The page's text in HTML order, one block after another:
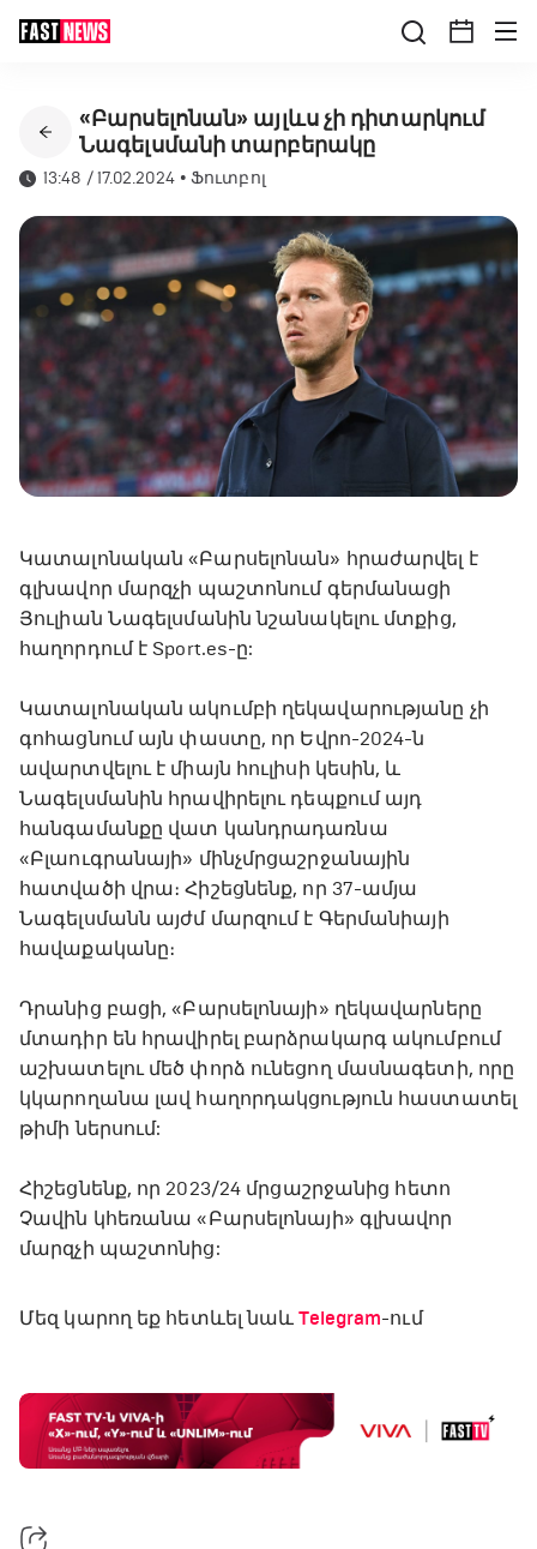
«Բարսելոնան» այլևս չի դիտարկում
Նագելսմանի տարբերակը
13:48 / 17.02.2024 •Ֆուտբոլ
Կատալոնական «Բարսելոնան» հրաժարվել է
գլխավոր մարզչի պաշտոնում գերմանացի
Յուլիան Նագելսմանին նշանակելու մտքից,
հաղորդում է Sport.es-ը:
Կատալոնական ակումբի ղեկավարությանը չի
գոհացնում այն փաստը, որ Եվրո-2024-ն
ավարտվելու է միայն հուլիսի կեսին, և
Նագելսմանին հրավիրելու դեպքում այդ
հանգամանքը վատ կանդրադառնա
«Բլաուգրանայի» մինչմրցաշրջանային
հատվածի վրա։ Հիշեցնենք, որ 37-ամյա
Նագելսմանն այժմ մարզում է Գերմանիայի
հավաքականը։
Դրանից բացի, «Բարսելոնայի» ղեկավարները
մտադիր են հրավիրել բարձրակարգ ակումբում
աշխատելու մեծ փորձ ունեցող մասնագետի, որը
կկարողանա լավ հաղորդակցություն հաստատել
թիմի ներսում:
Հիշեցնենք, որ 2023/24 մրցաշրջանից հետո
Չավին կհեռանա «Բարսելոնայի» գլխավոր
մարզչի պաշտոնից:
Մեզ կարող եք հետևել նաև Telegram-ում